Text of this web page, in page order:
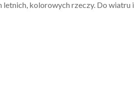
letnich, kolorowych rzeczy. Do wiatru i